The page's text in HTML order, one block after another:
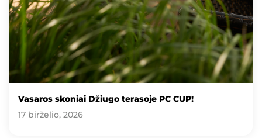
Vasaros skoniai Džiugo terasoje PC CUP!
17 birželio, 2026